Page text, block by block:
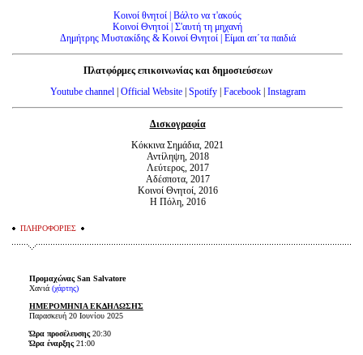
Κοινοί θνητοί | Βάλτο να τ'ακούς
Κοινοί Θνητοί | Σ'αυτή τη μηχανή
Δημήτρης Μυστακίδης & Κοινοί Θνητοί | Είμαι απ΄τα παιδιά
Πλατφόρμες επικοινωνίας και δημοσιεύσεων
Youtube channel| Official Website| Spotify| Facebook Instagram
Δισκογραφία
Κόκκινα Σημάδια, 2021
Αντίληψη, 2018
Λεύτερος, 2017
Αδέσποτα, 2017
Κοινοί Θνητοί, 2016
Η Πόλη, 2016
ΠΛΗΡΟΦΟΡΙΕΣ
Προμαχώνας San Salvatore
Χανιά (χάρτης)
ΗΜΕΡΟΜΗΝΙΑ ΕΚΔΗΛΩΣΗΣ
Παρασκευή 20 Ιουνίου 2025
Ώρα προσέλευσης 20:30
Ώρα έναρξης21:00